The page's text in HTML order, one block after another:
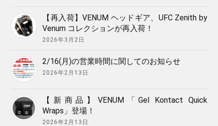
【再入荷】VENUM ヘッドギア、UFC Zenith by
Venum コレクションが再入荷！
2026年3月2日
2/16(月)の営業時間に関してのお知らせ
2026年2月13日
【新商品】VENUM「Gel Kontact Quick
Wraps」登場！
2026年2月13日